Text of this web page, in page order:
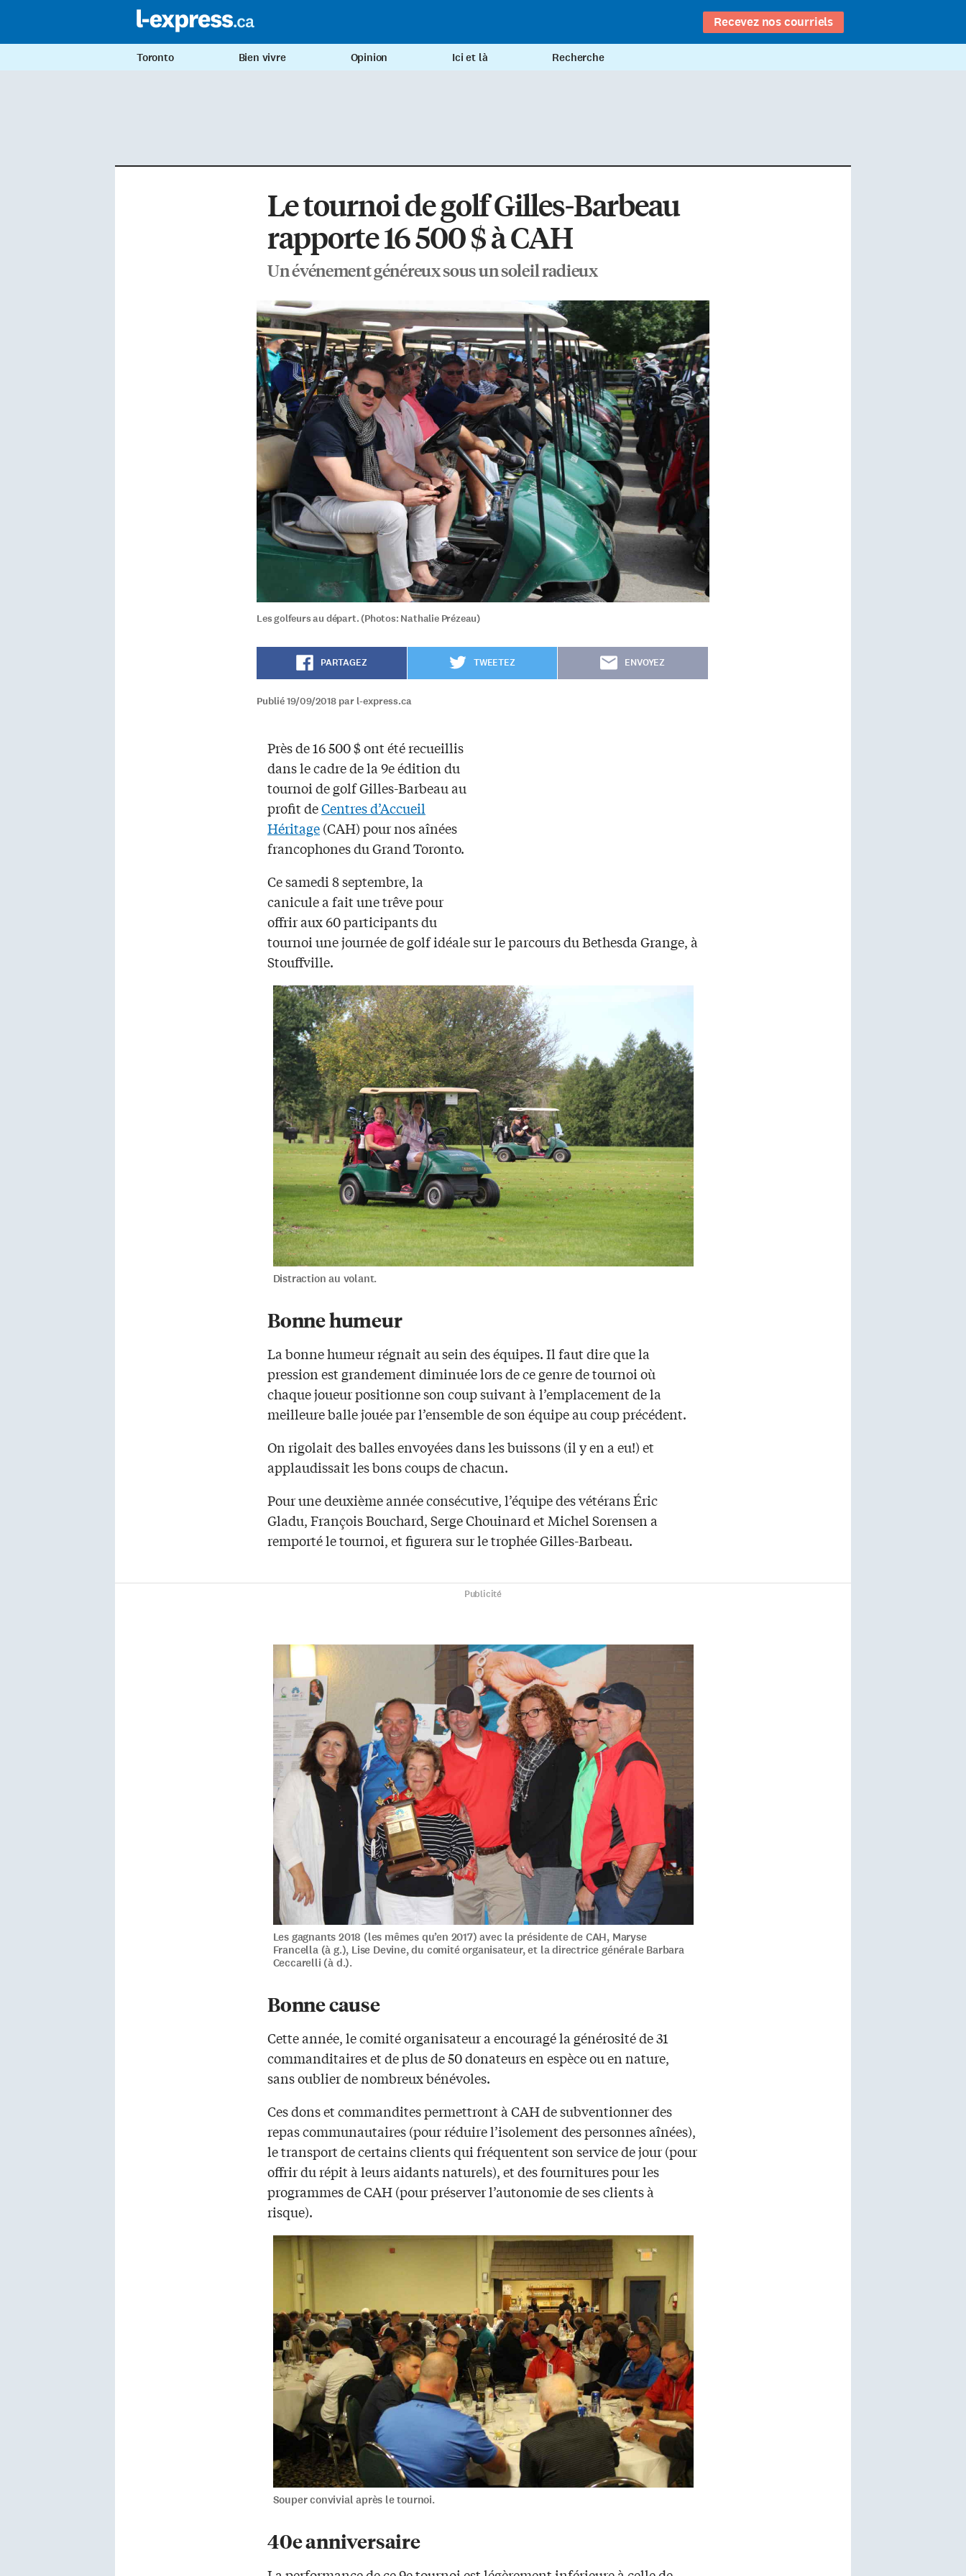
Recevez nos courriels
Toronto Bien vivre Opinion Ici et là Recherche
Le tournoi de golf Gilles-Barbeau
rapporte 16 500 $ à CAH
Un événement généreux sous un soleil radieux
Les golfeurs au départ. (Photos: Nathalie Prézeau)
PARTAGEZ TWEETEZ ENVOYEZ
Publié 19/09/2018 par l-express.ca
Près de 16 500 $ ont été recueillis
dans le cadre de la 9e édition du
tournoi de golf Gilles-Barbeau au
profit deCentres d’Accueil
Héritage(CAH) pour nos aînées
francophones du Grand Toronto.
Ce samedi 8 septembre, la
canicule a fait une trêve pour
offrir aux 60 participants du
tournoi une journée de golf idéale sur le parcours du Bethesda Grange, à
Stouffville.
Distraction au volant.
Bonne humeur
La bonne humeur régnait au sein des équipes. Il faut dire que la
pression est grandement diminuée lors de ce genre de tournoi où
chaque joueur positionne son coup suivant à l’emplacement de la
meilleure balle jouée par l’ensemble de son équipe au coup précédent.
On rigolait des balles envoyées dans les buissons (il y en a eu!) et
applaudissait les bons coups de chacun.
Pour une deuxième année consécutive, l’équipe des vétérans Éric
Gladu, François Bouchard, Serge Chouinard et Michel Sorensen a
remporté le tournoi, et figurera sur le trophée Gilles-Barbeau.
Publicité
Les gagnants 2018 (les mêmes qu’en 2017) avec la présidente de CAH, Maryse
Francella (à g.), Lise Devine, du comité organisateur, et la directrice générale Barbara
Ceccarelli (à d.).
Bonne cause
Cette année, le comité organisateur a encouragé la générosité de 31
commanditaires et de plus de 50 donateurs en espèce ou en nature,
sans oublier de nombreux bénévoles.
Ces dons et commandites permettront à CAH de subventionner des
repas communautaires (pour réduire l’isolement des personnes aînées),
le transport de certains clients qui fréquentent son service de jour (pour
offrir du répit à leurs aidants naturels), et des fournitures pour les
programmes de CAH (pour préserver l’autonomie de ses clients à
risque).
Souper convivial après le tournoi.
40e anniversaire